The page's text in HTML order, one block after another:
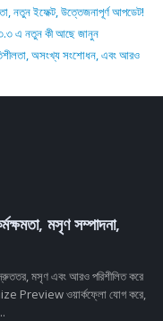
নতুন ইফেক্ট, উত্তেজনাপূর্ণ আপডেট!
এ নতুন কী আছে জানুন
অসংখ্য সংশোধন, এবং আরও
মসৃণ সম্পাদনা,
মসৃণ এবং আরও পরিশীলিত করে
Preview ওয়ার্কফ্লো যোগ করে,